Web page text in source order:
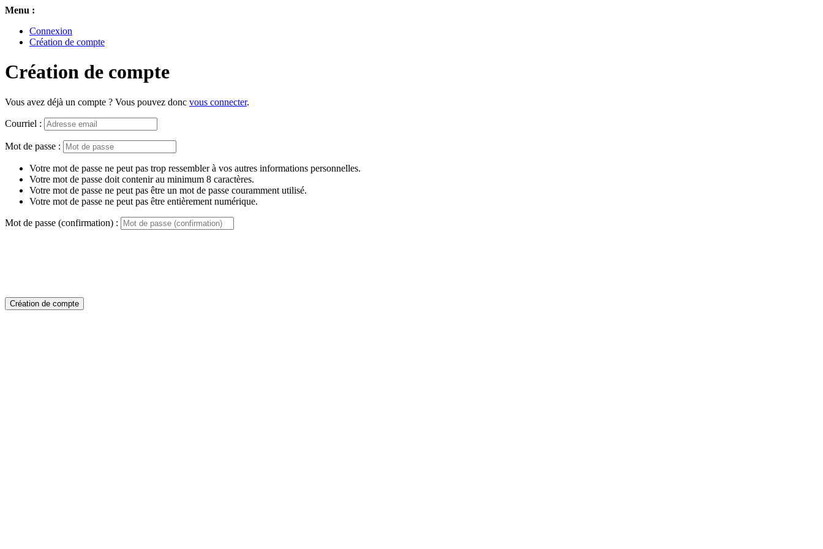
Menu :
Connexion
Création de compte
Création de compte
Vous avez déjà un compte ? Vous pouvez donc vous connecter.
Courriel :
Mot de passe :
Votre mot de passe ne peut pas trop ressembler à vos autres informations personnelles.
Votre mot de passe doit contenir au minimum 8 caractères.
Votre mot de passe ne peut pas être un mot de passe couramment utilisé.
Votre mot de passe ne peut pas être entièrement numérique.
Mot de passe (confirmation) :
Création de compte